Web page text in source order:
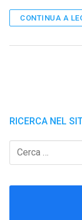
CONTINUA A
RICERCA NEL
Cerca: